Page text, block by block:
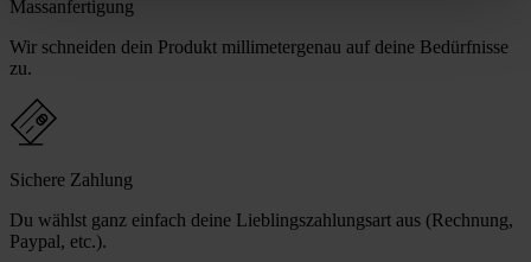
Massanfertigung
Wir schneiden dein Produkt millimetergenau auf deine Bedürfnisse
zu.
Sichere Zahlung
Du wählst ganz einfach deine Lieblingszahlungsart aus (Rechnung,
Paypal, etc.).